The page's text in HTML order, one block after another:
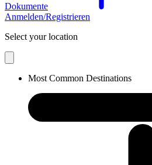
Dokumente
Anmelden/Registrieren
Select your location
Most Common Destinations